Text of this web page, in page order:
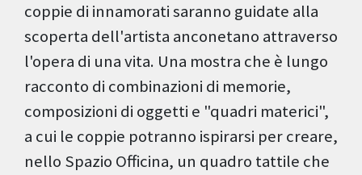
coppie di innamorati saranno guidate alla
scoperta dell'artista anconetano attraverso
l'opera di una vita. Una mostra che è lungo
racconto di combinazioni di memorie,
composizioni di oggetti e "quadri materici",
a cui le coppie potranno ispirarsi per creare,
nello Spazio Officina, un quadro tattile che